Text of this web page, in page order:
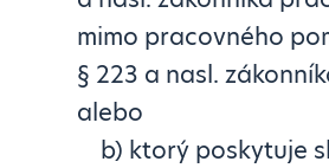
mimo pracovného
§ 223 a nasl.
alebo
b) ktorý poskytuje